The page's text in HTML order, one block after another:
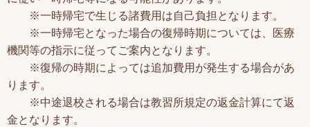
※一時帰宅で生じる諸費用は自己負担となります。
※一時帰宅となった場合の復帰時期については、医療
機関等の指示に従ってご案内となります。
※復帰の時期によっては追加費用が発生する場合があ
ります。
※中途退校される場合は教習所規定の返金計算にて返
金となります。